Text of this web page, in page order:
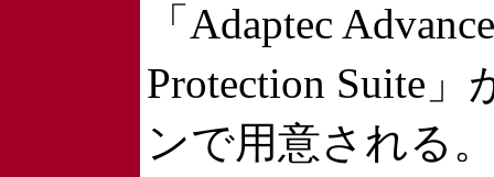
「Adaptec
Protection Suite
ンで用意される